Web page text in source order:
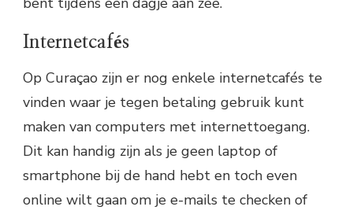
Internetcafés
Op Curaçao zijn er nog enkele internetcafés te
vinden waar je tegen betaling gebruik kunt
maken van computers met internettoegang.
Dit kan handig zijn als je geen laptop of
smartphone bij de hand hebt en toch even
online wilt gaan om je e-mails te checken of